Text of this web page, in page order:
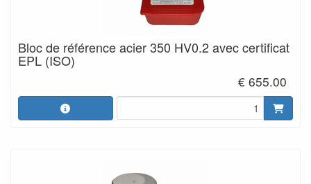
Bloc de référence acier 350 HV0.2 avec certificat
EPL (ISO)
€ 655.00